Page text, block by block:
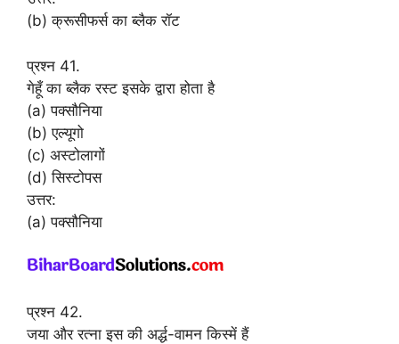
(b) क्रूसीफर्स का ब्लैक रॉट
प्रश्न 41.
गेहूँ का ब्लैक रस्ट इसके द्वारा होता है
(a) पक्सौनिया
(b) एल्यूगो
(c) अस्टोलागों
(d) सिस्टोपस
उत्तर:
(a) पक्सौनिया
प्रश्न 42.
जया और रत्ना इस की अर्द्ध-वामन किस्में हैं